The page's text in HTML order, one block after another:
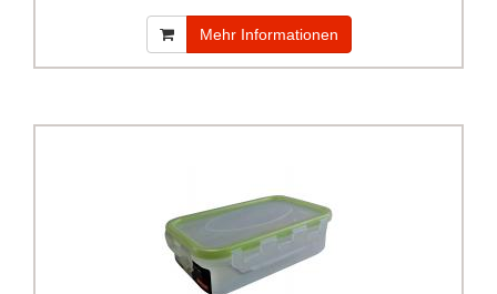
Mehr Informationen